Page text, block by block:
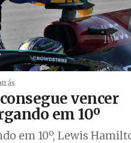
vencer
em 10º
em 10º, Lewis